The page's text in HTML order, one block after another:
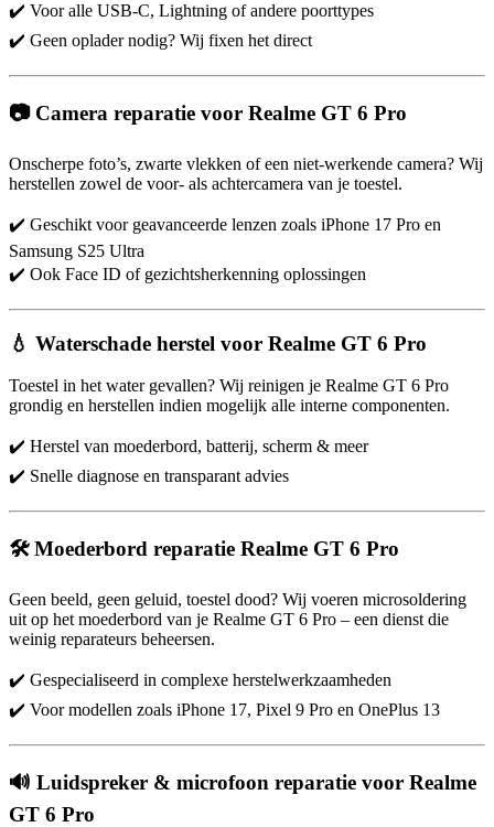
✔️ Voor alle USB-C, Lightning of andere poorttypes
✔️ Geen oplader nodig? Wij fixen het direct
📷 Camera reparatie voor Realme GT 6 Pro
Onscherpe foto’s, zwarte vlekken of een niet-werkende camera? Wij
herstellen zowel de voor- als achtercamera van je toestel.
✔️ Geschikt voor geavanceerde lenzen zoals iPhone 17 Pro en
Samsung S25 Ultra
✔️ Ook Face ID of gezichtsherkenning oplossingen
💧 Waterschade herstel voor Realme GT 6 Pro
Toestel in het water gevallen? Wij reinigen je Realme GT 6 Pro
grondig en herstellen indien mogelijk alle interne componenten.
✔️ Herstel van moederbord, batterij, scherm & meer
✔️ Snelle diagnose en transparant advies
🛠️ Moederbord reparatie Realme GT 6 Pro
Geen beeld, geen geluid, toestel dood? Wij voeren microsoldering
uit op het moederbord van je Realme GT 6 Pro – een dienst die
weinig reparateurs beheersen.
✔️ Gespecialiseerd in complexe herstelwerkzaamheden
✔️ Voor modellen zoals iPhone 17, Pixel 9 Pro en OnePlus 13
🔊 Luidspreker & microfoon reparatie voor Realme
GT 6 Pro